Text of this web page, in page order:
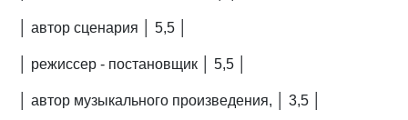
│ автор сценария │ 5,5 │
│ режиссер - постановщик │ 5,5 │
│ автор музыкального произведения, │ 3,5 │